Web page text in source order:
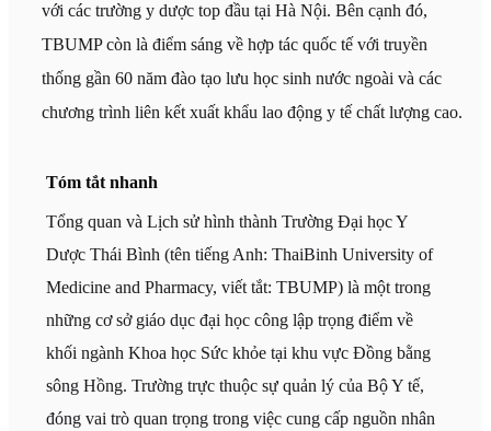
với các trường y dược top đầu tại Hà Nội. Bên cạnh đó,
TBUMP còn là điểm sáng về hợp tác quốc tế với truyền
thống gần 60 năm đào tạo lưu học sinh nước ngoài và các
chương trình liên kết xuất khẩu lao động y tế chất lượng cao.
Tóm tắt nhanh
Tổng quan và Lịch sử hình thành Trường Đại học Y
Dược Thái Bình (tên tiếng Anh: ThaiBinh University of
Medicine and Pharmacy, viết tắt: TBUMP) là một trong
những cơ sở giáo dục đại học công lập trọng điểm về
khối ngành Khoa học Sức khỏe tại khu vực Đồng bằng
sông Hồng. Trường trực thuộc sự quản lý của Bộ Y tế,
đóng vai trò quan trọng trong việc cung cấp nguồn nhân